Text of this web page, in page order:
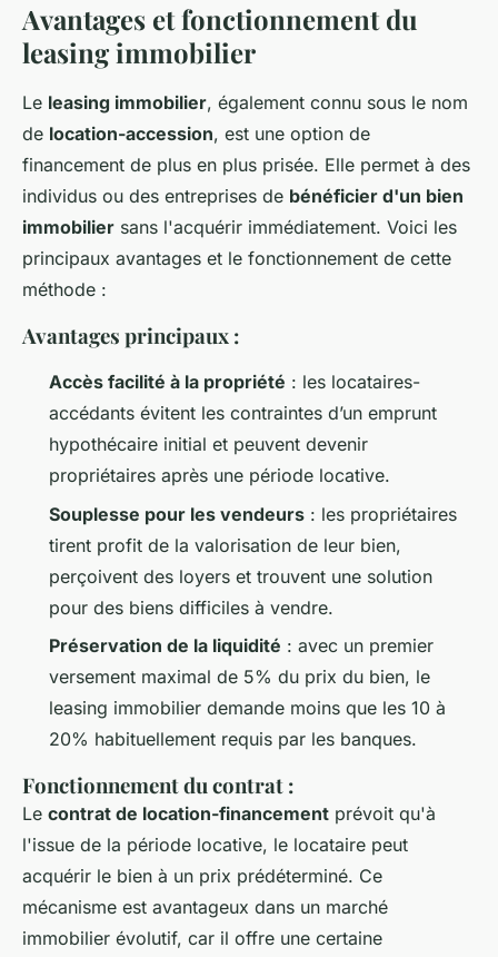
Avantages et fonctionnement du
leasing immobilier
Le leasing immobilier, également connu sous le nom
de location-accession, est une option de
financement de plus en plus prisée. Elle permet à des
individus ou des entreprises de bénéficier d'un bien
immobilier sans l'acquérir immédiatement. Voici les
principaux avantages et le fonctionnement de cette
méthode :
Avantages principaux :
Accès facilité à la propriété : les locataires-
accédants évitent les contraintes d’un emprunt
hypothécaire initial et peuvent devenir
propriétaires après une période locative.
Souplesse pour les vendeurs : les propriétaires
tirent profit de la valorisation de leur bien,
perçoivent des loyers et trouvent une solution
pour des biens difficiles à vendre.
Préservation de la liquidité : avec un premier
versement maximal de 5% du prix du bien, le
leasing immobilier demande moins que les 10 à
20% habituellement requis par les banques.
Fonctionnement du contrat :
Le contrat de location-financement prévoit qu'à
l'issue de la période locative, le locataire peut
acquérir le bien à un prix prédéterminé. Ce
mécanisme est avantageux dans un marché
immobilier évolutif, car il offre une certaine